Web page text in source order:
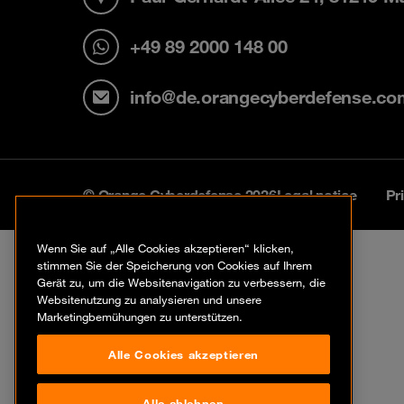
+49 89 2000 148 00
© Orange Cyberdefense 2026Legal notice
Wenn Sie auf „Alle Cookies akzeptieren“ klicken,
stimmen Sie der Speicherung von Cookies auf Ihrem
Gerät zu, um die Websitenavigation zu verbessern, die
Websitenutzung zu analysieren und unsere
Marketingbemühungen zu unterstützen.
Alle Cookies akzeptieren